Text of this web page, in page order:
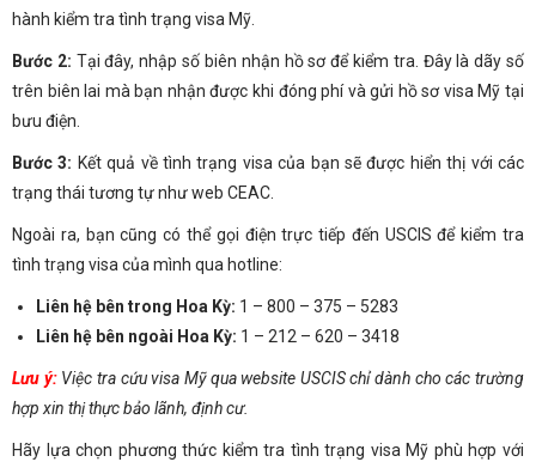
hành kiểm tra tình trạng visa Mỹ.
Bước 2: Tại đây, nhập số biên nhận hồ sơ để kiểm tra. Đây là dãy số
trên biên lai mà bạn nhận được khi đóng phí và gửi hồ sơ visa Mỹ tại
bưu điện.
Bước 3: Kết quả về tình trạng visa của bạn sẽ được hiển thị với các
trạng thái tương tự như web CEAC.
Ngoài ra, bạn cũng có thể gọi điện trực tiếp đến USCIS để kiểm tra
tình trạng visa của mình qua hotline:
Liên hệ bên trong Hoa Kỳ: 1 – 800 – 375 – 5283
Liên hệ bên ngoài Hoa Kỳ: 1 – 212 – 620 – 3418
Lưu ý:Việc tra cứu visa Mỹ qua website USCIS chỉ dành cho các trường
hợp xin thị thực bảo lãnh, định cư.
Hãy lựa chọn phương thức kiểm tra tình trạng visa Mỹ phù hợp với